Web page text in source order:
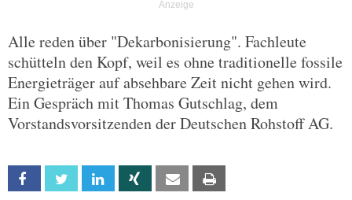
Alle reden über "Dekarbonisierung". Fachleute
schütteln den Kopf, weil es ohne traditionelle fossile
Energieträger auf absehbare Zeit nicht gehen wird.
Ein Gespräch mit Thomas Gutschlag, dem
Vorstandsvorsitzenden der Deutschen Rohstoff AG.
Facebook Twitter Linkedin Xing Email